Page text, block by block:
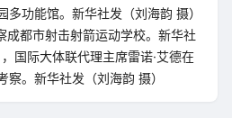
功能馆。新华社发（刘海韵 摄）
成都市射击射箭运动学校。新华社
国际大体联代理主席雷诺·艾德在
。新华社发（刘海韵 摄）